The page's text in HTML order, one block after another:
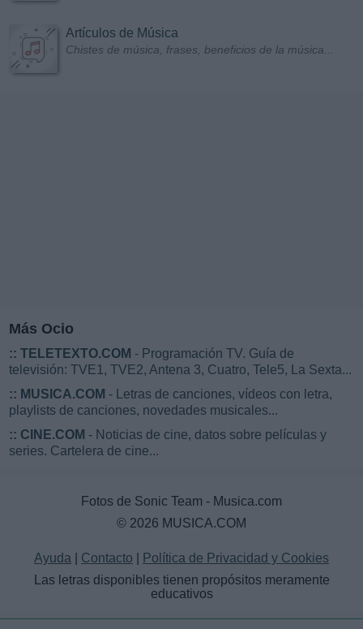
Artículos de Música
Chistes de música, frases, beneficios de la música...
Más Ocio
:: TELETEXTO.COM - Programación TV. Guía de
televisión: TVE1, TVE2, Antena 3, Cuatro, Tele5, La Sexta...
:: MUSICA.COM - Letras de canciones, vídeos con letra,
playlists de canciones, novedades musicales...
:: CINE.COM - Noticias de cine, datos sobre películas y
series. Cartelera de cine...
Fotos de Sonic Team - Musica.com
© 2026 MUSICA.COM
Ayuda Contacto
Política de Privacidad y Cookies
Las letras disponibles tienen propósitos meramente
educativos